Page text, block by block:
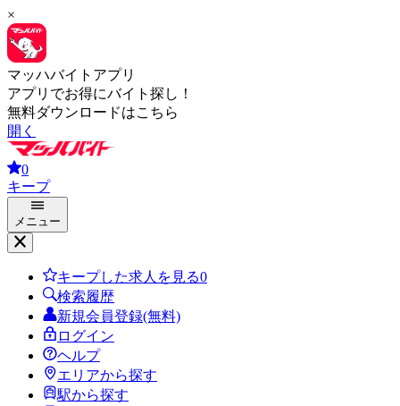
×
マッハバイトアプリ
アプリでお得にバイト探し！
無料ダウンロードはこちら
開く
0
キープ
メニュー
キープした求人を見る0
検索履歴
新規会員登録(無料)
ログイン
ヘルプ
エリアから探す
駅から探す